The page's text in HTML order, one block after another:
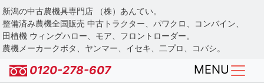
Skip
to
main
content
新潟の中古農機具専門店 （株）あんてい。
整備済み農機全国販売 中古トラクター、パワクロ、コンバイン、
田植機 ウィングハロー、モア、フロントローダー。
農機メーカークボタ、ヤンマー、イセキ、二プロ、コバシ。
0120-278-607 MENU